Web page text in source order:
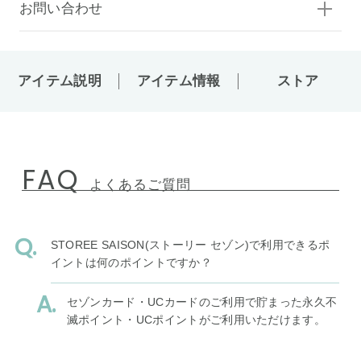
お問い合わせ
アイテム説明 アイテム情報 ストア
FAQ よくあるご質問
STOREE SAISON(ストーリー セゾン)で利用できるポ
イントは何のポイントですか？
セゾンカード・UCカードのご利用で貯まった永久不
滅ポイント・UCポイントがご利用いただけます。